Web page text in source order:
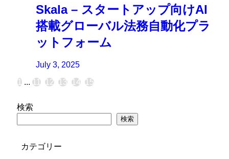
Skala – スタートアップ向けAI
搭載グローバル法務自動化プラ
ットフォーム
July 3, 2025
1 ... 11 12 13 14 15
検索
検索
カテゴリー